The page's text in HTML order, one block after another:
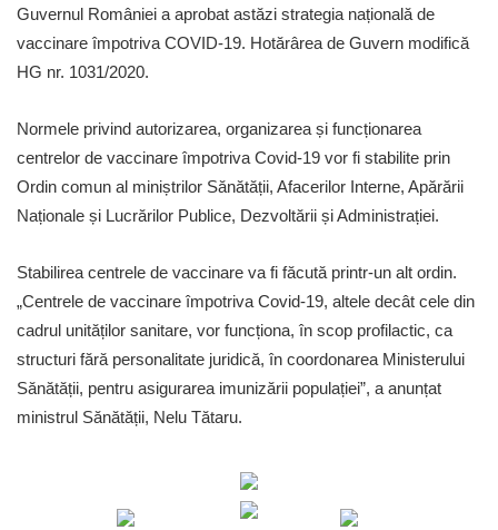
Guvernul României a aprobat astăzi strategia națională de
vaccinare împotriva COVID-19. Hotărârea de Guvern modifică
HG nr. 1031/2020.
Normele privind autorizarea, organizarea și funcționarea
centrelor de vaccinare împotriva Covid-19 vor fi stabilite prin
Ordin comun al miniștrilor Sănătății, Afacerilor Interne, Apărării
Naționale și Lucrărilor Publice, Dezvoltării și Administrației.
Stabilirea centrele de vaccinare va fi făcută printr-un alt ordin.
„Centrele de vaccinare împotriva Covid-19, altele decât cele din
cadrul unităților sanitare, vor funcționa, în scop profilactic, ca
structuri fără personalitate juridică, în coordonarea Ministerului
Sănătății, pentru asigurarea imunizării populației”, a anunțat
ministrul Sănătății, Nelu Tătaru.